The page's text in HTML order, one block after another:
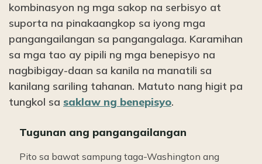
kombinasyon ng mga sakop na serbisyo at
suporta na pinakaangkop sa iyong mga
pangangailangan sa pangangalaga. Karamihan
sa mga tao ay pipili ng mga benepisyo na
nagbibigay-daan sa kanila na manatili sa
kanilang sariling tahanan. Matuto nang higit pa
tungkol sa saklaw ng benepisyo.
Tugunan ang pangangailangan
Pito sa bawat sampung taga-Washington ang